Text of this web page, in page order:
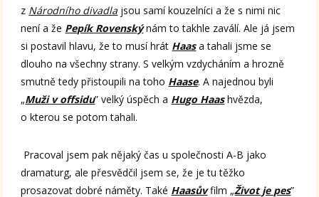
z Národního divadla jsou samí kouzelníci a že s nimi nic
není a že Pepík Rovenskýnám to takhle zaválí. Ale já jsem
si postavil hlavu, že to musí hrát Haasa tahali jsme se
dlouho na všechny strany. S velkým vzdycháním a hrozně
smutně tedy přistoupili na toho Haase. A najednou byli
„Muži v offsidu” velký úspěch a Hugo Haashvězda,
o kterou se potom tahali.
Pracoval jsem pak nějaký čas u společnosti A-B jako
dramaturg, ale přesvědčil jsem se, že je tu těžko
prosazovat dobré náměty. Také Haasůvfilm „Život je pes”